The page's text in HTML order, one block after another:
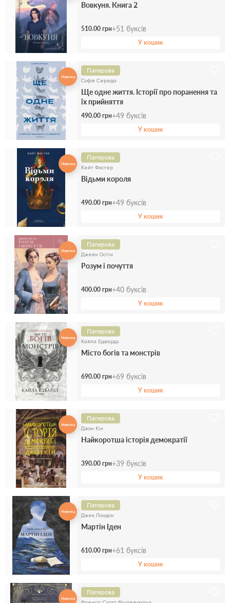
Вовкуня. Книга 2
510.00 грн+51 буксів
У кошик
Новинка
Паперова
Софія Середа
Ще одне життя. Історії про поранення та
їх прийняття
490.00 грн+49 буксів
У кошик
Новинка
Паперова
Кейт Фостер
Відьми короля
490.00 грн+49 буксів
У кошик
Новинка
Паперова
Джейн Остін
Розум і почуття
400.00 грн+40 буксів
У кошик
Новинка
Паперова
Кайла Едвардз
Місто богів та монстрів
690.00 грн+69 буксів
У кошик
Новинка
Паперова
Джон Кін
Найкоротша історія демократії
390.00 грн+39 буксів
У кошик
Новинка
Паперова
Джек Лондон
Мартін Іден
610.00 грн+61 буксів
У кошик
Новинка
Паперова